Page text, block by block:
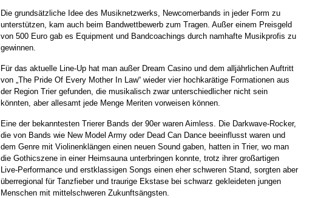
Die grundsätzliche Idee des Musiknetzwerks, Newcomerbands in jeder Form zu
unterstützen, kam auch beim Bandwettbewerb zum Tragen. Außer einem Preisgeld
von 500 Euro gab es Equipment und Bandcoachings durch namhafte Musikprofis zu
gewinnen.
Für das aktuelle Line-Up hat man außer Dream Casino und dem alljährlichen Auftritt
von „The Pride Of Every Mother In Law“ wieder vier hochkarätige Formationen aus
der Region Trier gefunden, die musikalisch zwar unterschiedlicher nicht sein
könnten, aber allesamt jede Menge Meriten vorweisen können.
Eine der bekanntesten Trierer Bands der 90er waren Aimless. Die Darkwave-Rocker,
die von Bands wie New Model Army oder Dead Can Dance beeinflusst waren und
dem Genre mit Violinenklängen einen neuen Sound gaben, hatten in Trier, wo man
die Gothicszene in einer Heimsauna unterbringen konnte, trotz ihrer großartigen
Live-Performance und erstklassigen Songs einen eher schweren Stand, sorgten aber
überregional für Tanzfieber und traurige Ekstase bei schwarz gekleideten jungen
Menschen mit mittelschweren Zukunftsängsten.